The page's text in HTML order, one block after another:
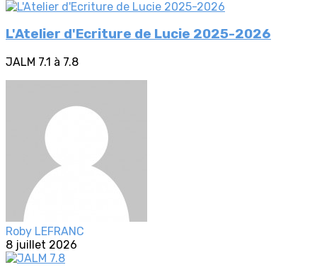
L'Atelier d'Ecriture de Lucie 2025-2026
JALM 7.1 à 7.8
Roby LEFRANC
8 juillet 2026